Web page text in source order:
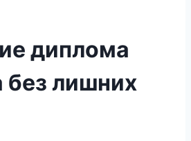
диплома
без лишних